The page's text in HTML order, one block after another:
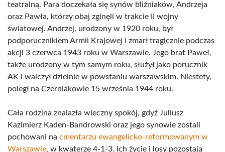
teatralną. Para doczekała się synów bliźniaków, Andrzeja
oraz Pawła, którzy obaj zginęli w trakcie II wojny
światowej. Andrzej, urodzony w 1920 roku, był
podporucznikiem Armii Krajowej i zmarł tragicznie podczas
akcji 3 czerwca 1943 roku w Warszawie. Jego brat Paweł,
także urodzony w tym samym roku, służył jako porucznik
AK i walczył dzielnie w powstaniu warszawskim. Niestety,
poległ na Czerniakowie 15 września 1944 roku.
Cała rodzina znalazła wieczny spokój, gdyż Juliusz
Kazimierz Kaden-Bandrowski oraz jego synowie zostali
pochowani na cmentarzu ewangelicko-reformowanym w
Warszawie, w kwaterze 4-1-3. Ich życie i losy pozostają